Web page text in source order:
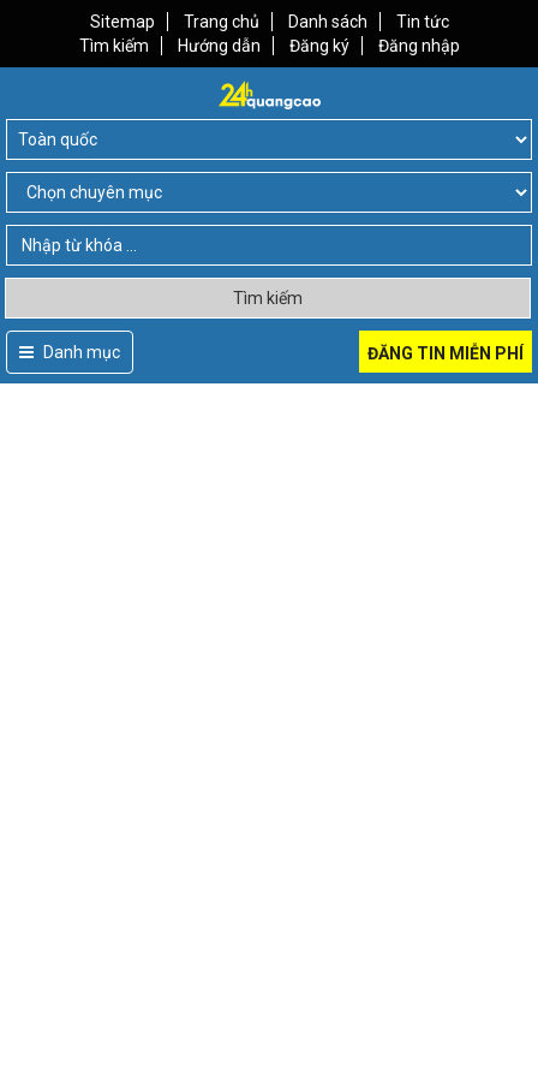
Sitemap Trang chủ Danh sách
Tin tức
Tìm kiếm
Hướng dẫn Đăng ký Đăng nhập
Tìm kiếm
Danh mục ĐĂNG TIN MIỄN PHÍ